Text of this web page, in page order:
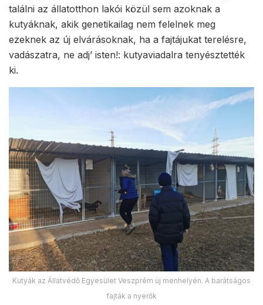
találni az állatotthon lakói közül sem azoknak a
kutyáknak, akik genetikailag nem felelnek meg
ezeknek az új elvárásoknak, ha a fajtájukat terelésre,
vadászatra, ne adj’ isten!: kutyaviadalra tenyésztették
ki.
Kutyák az Állatvédő Egyesület Veszprém új menhelyén. A barátságos
fajták a nyerők